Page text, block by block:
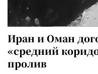
Иран и Оман
«средний
пролив